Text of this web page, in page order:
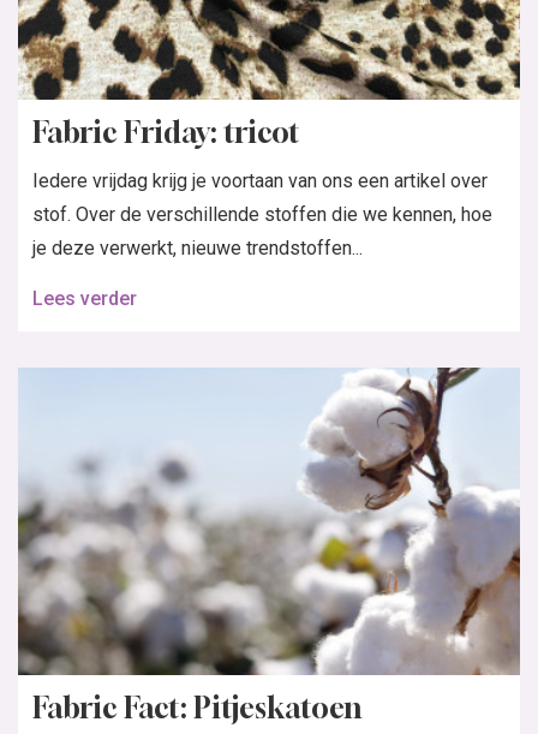
Fabric Friday: tricot
Iedere vrijdag krijg je voortaan van ons een artikel over
stof. Over de verschillende stoffen die we kennen, hoe
je deze verwerkt, nieuwe trendstoffen...
Lees verder
Fabric Fact: Pitjeskatoen